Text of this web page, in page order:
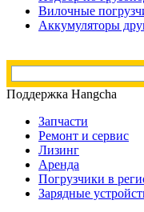
Вилочные
Аккумуляторы
Поддержка Hangcha
Запчасти
Ремонт и сервис
Лизинг
Аренда
Погрузчики в
Зарядные